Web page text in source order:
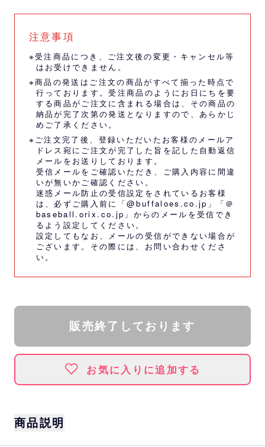
注意事項
※受注商品につき、ご注文後の変更・キャンセル等
はお受けできません。
※商品の発送はご注文の商品がすべて揃った時点で
行っております。受注商品のようにお日にちを要
する商品がご注文に含まれる場合は、その商品の
納品が完了次第の発送となりますので、あらかじ
めご了承ください。
※ご注文完了後、登録いただいたお客様のメールア
ドレス宛にご注文が完了した旨を記した自動返信
メールをお送りしております。
受信メールをご確認いただき、ご購入内容に間違
いが無いかご確認ください。
迷惑メール防止の受信設定をされているお客様
は、必ずご購入前に「@buffaloes.co.jp」「＠
baseball.orix.co.jp」からのメールを受信でき
るよう設定してください。
設定してもなお、メールの受信ができない場合が
ございます。その際には、 お問い合わせくださ
い。
販売終了しております
お気に入りに追加する
商品説明